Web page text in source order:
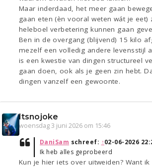
Maar inderdaad, het meer gaan
gaan eten (èn vooral weten wát je eet)
heleboel verbetering kunnen gaan
Ben in de overgang (blijvend) 15 kilo
mezelf een volledig andere levensstijl
is een kwestie van dingen structureel
gaan doen, ook als je geen zin hebt.
dingen vanzelf een gewoonte.
Itsnojoke
woensdag 3 juni 2026 om 15:46
DaniSam schreef: ↑02-06-2026
Ik heb alles geprobeerd
Kun je hier iets over uitweiden? Want